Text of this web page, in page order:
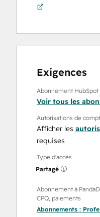
Exigences
Abonnement HubSpot
Voir tous les
Autorisations de
Afficher les
requises
Type d'accès
Partagé
Abonnement à
CPQ, paiements
Abonnements :